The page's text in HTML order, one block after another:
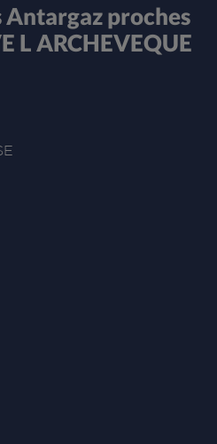
Antargaz proches
L ARCHEVEQUE